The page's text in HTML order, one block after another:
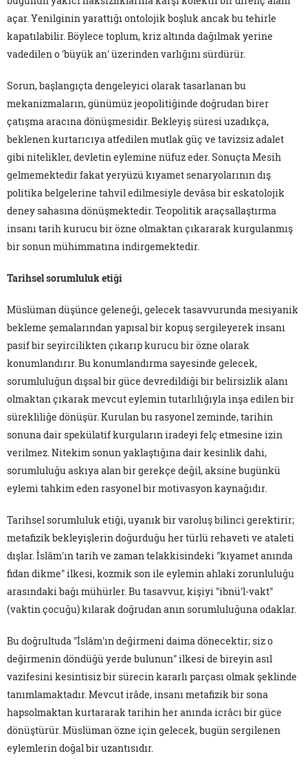
açar. Yenilginin yarattığı ontolojik boşluk ancak bu tehirle
kapatılabilir. Böylece toplum, kriz altında dağılmak yerine
vadedilen o 'büyük an' üzerinden varlığını sürdürür.
Sorun, başlangıçta dengeleyici olarak tasarlanan bu
mekanizmaların, günümüz jeopolitiğinde doğrudan birer
çatışma aracına dönüşmesidir. Bekleyiş süresi uzadıkça,
beklenen kurtarıcıya atfedilen mutlak güç ve tavizsiz adalet
gibi nitelikler, devletin eylemine nüfuz eder. Sonuçta Mesih
gelmemektedir fakat yeryüzü kıyamet senaryolarının dış
politika belgelerine tahvil edilmesiyle devâsa bir eskatolojik
deney sahasına dönüşmektedir. Teopolitik araçsallaştırma
insanı tarih kurucu bir özne olmaktan çıkararak kurgulanmış
bir sonun mühimmatına indirgemektedir.
Tarihsel sorumluluk etiği
Müslüman düşünce geleneği, gelecek tasavvurunda mesiyanik
bekleme şemalarından yapısal bir kopuş sergileyerek insanı
pasif bir seyircilikten çıkarıp kurucu bir özne olarak
konumlandırır. Bu konumlandırma sayesinde gelecek,
sorumluluğun dışsal bir güce devredildiği bir belirsizlik alanı
olmaktan çıkarak mevcut eylemin tutarlılığıyla inşa edilen bir
sürekliliğe dönüşür. Kurulan bu rasyonel zeminde, tarihin
sonuna dair spekülatif kurguların iradeyi felç etmesine izin
verilmez. Nitekim sonun yaklaştığına dair kesinlik dahi,
sorumluluğu askıya alan bir gerekçe değil, aksine bugünkü
eylemi tahkim eden rasyonel bir motivasyon kaynağıdır.
Tarihsel sorumluluk etiği, uyanık bir varoluş bilinci gerektirir;
metafizik bekleyişlerin doğurduğu her türlü rehaveti ve ataleti
dışlar. İslâm'ın tarih ve zaman telakkisindeki "kıyamet anında
fidan dikme" ilkesi, kozmik son ile eylemin ahlaki zorunluluğu
arasındaki bağı mühürler. Bu tasavvur, kişiyi "ibnü'l-vakt"
(vaktin çocuğu) kılarak doğrudan anın sorumluluğuna odaklar.
Bu doğrultuda "İslâm'ın değirmeni daima dönecektir; siz o
değirmenin döndüğü yerde bulunun" ilkesi de bireyin asıl
vazifesini kesintisiz bir sürecin kararlı parçası olmak şeklinde
tanımlamaktadır. Mevcut irâde, insanı metafizik bir sona
hapsolmaktan kurtararak tarihin her anında icrâcı bir güce
dönüştürür. Müslüman özne için gelecek, bugün sergilenen
eylemlerin doğal bir uzantısıdır.